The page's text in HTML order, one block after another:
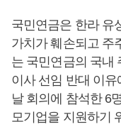
국민연금은 한라 유
가치가 훼손되고 주
는 국민연금의 국내
이사 선임 반대 이유
날 회의에 참석한 6
모기업을 지원하기